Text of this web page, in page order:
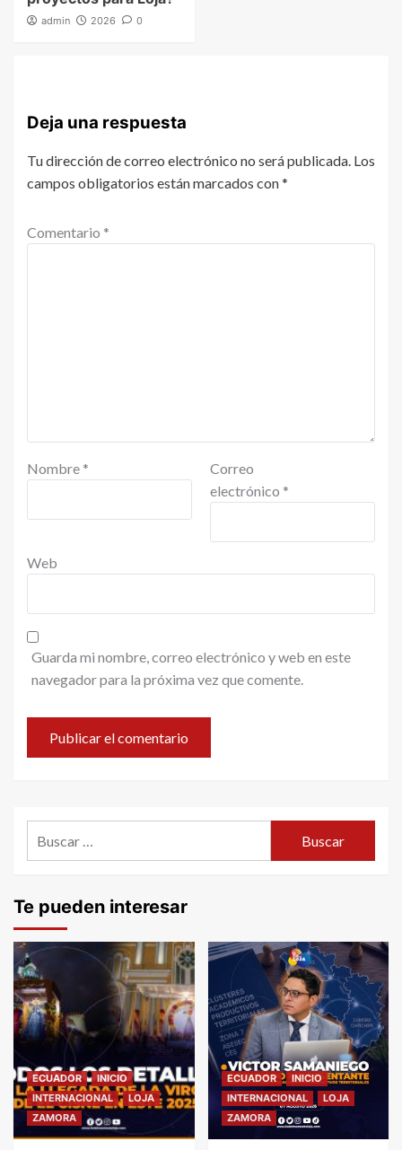
admin 2026 0
Deja una respuesta
Tu dirección de correo electrónico no será publicada. Los
campos obligatorios están marcados con*
Comentario *
Nombre *
Correo
electrónico *
Web
Guarda mi nombre, correo electrónico y web en este
navegador para la próxima vez que comente.
Te pueden interesar
ECUADOR
INICIO
INTERNACIONAL
LOJA
ZAMORA
ECUADOR
INICIO
INTERNACIONAL
LOJA
ZAMORA